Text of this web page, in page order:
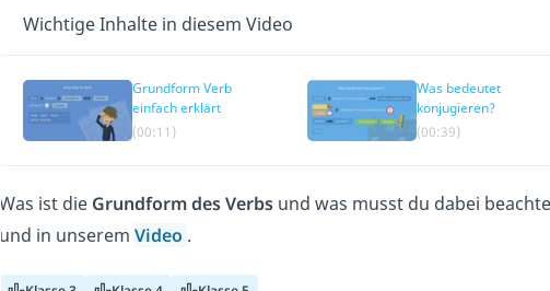
Wichtige Inhalte in diesem Video
Grundform Verb
einfach erklärt
(00:11)
Was bedeutet
konjugieren?
(00:39)
Was ist die Grundform des Verbs und was musst du dabei
und in unserem Video .